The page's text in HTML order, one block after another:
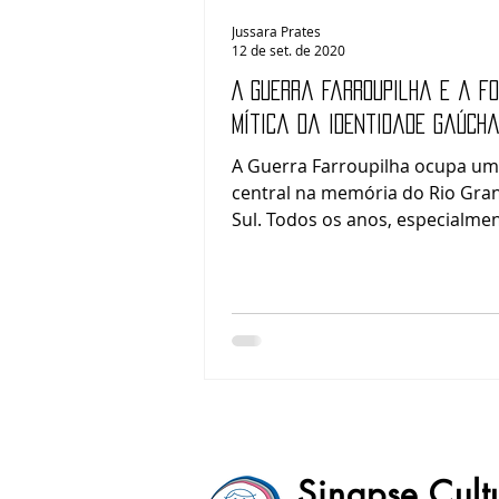
A Guerra Farroupilha e a
mítica da identidade gaúcha
A Guerra Farroupilha ocupa
central na memória do Rio
Sul. Todos os anos,
celebrações do tradicionalismo
Guerra Farroupilha foi um
Jussara Prates
12 de set. de 2020